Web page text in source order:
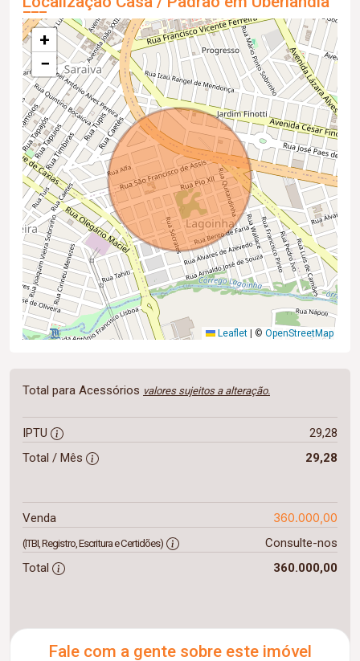
+
−
Leaflet | © OpenStreetMap
Total para Acessórios valores sujeitos a alteração.
IPTU
29,28
Total / Mês
29,28
Venda 360.000,00
(ITBI, Registro, Escritura e Certidões)
Consulte-nos
Total
360.000,00
Fale com a gente sobre este imóvel